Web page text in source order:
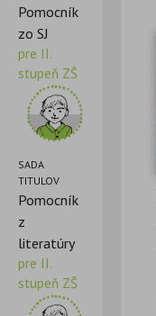
Pomocník
zo SJ
pre II.
stupeň ZŠ
SADA
TITULOV
Pomocník
z
literatúry
pre II.
stupeň ZŠ